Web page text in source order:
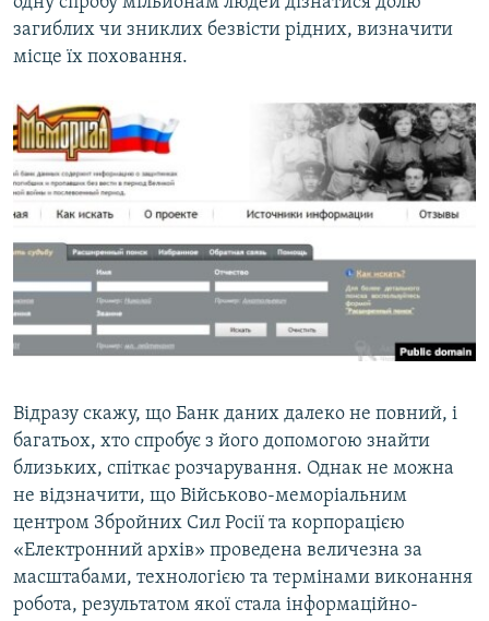
загиблих чи зниклих безвісти рідних, визначити
місце їх поховання.
Відразу скажу, що Банк даних далеко не повний, і
багатьох, хто спробує з його допомогою знайти
близьких, спіткає розчарування. Однак не можна
не відзначити, що Військово-меморіальним
центром Збройних Сил Росії та корпорацією
«Електронний архів» проведена величезна за
масштабами, технологією та термінами виконання
робота, результатом якої стала інформаційно-